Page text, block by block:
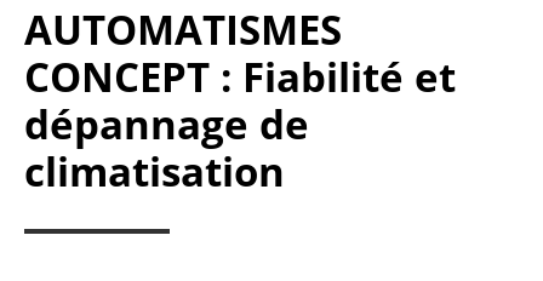
AUTOMATISMES
CONCEPT : Fiabilité et
dépannage de
climatisation